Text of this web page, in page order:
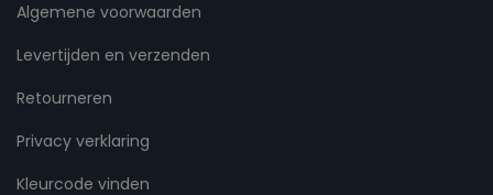
Algemene voorwaarden
Levertijden en verzenden
Retourneren
Privacy verklaring
Kleurcode vinden